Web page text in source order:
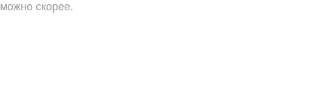
можно скорее.